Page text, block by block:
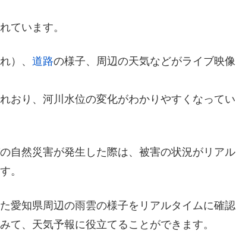
ています。
）、 道路の様子、周辺の天気などがライブ映像
おり、河川水位の変化がわかりやすくなってい
自然災害が発生した際は、被害の状況がリアル
。
愛知県周辺の雨雲の様子をリアルタイムに確認
て、天気予報に役立てることができます。